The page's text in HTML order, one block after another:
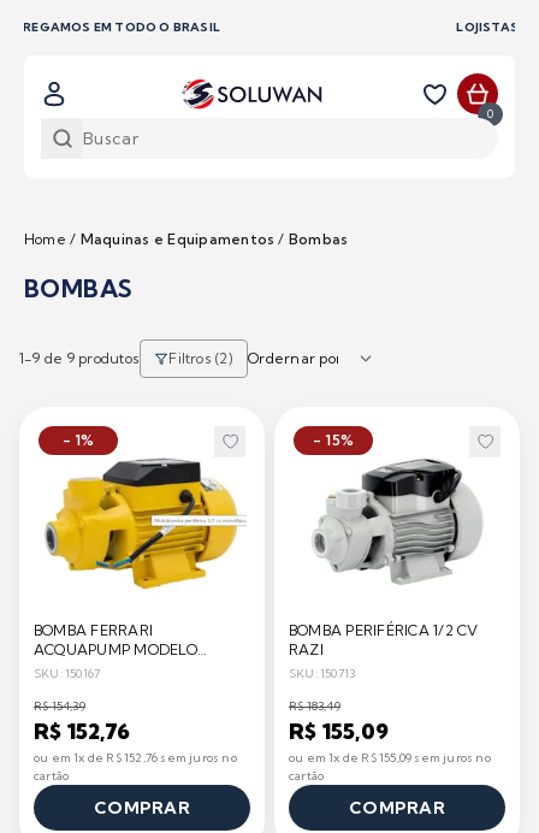
LOJISTAS, SOLICITE SEU ORÇAMENTO CONOSCO
0
Home / Maquinas e Equipamentos / Bombas
BOMBAS
1-9 de 9 produtos Filtros (2)
- 1%
BOMBA FERRARI
ACQUAPUMP MODELO
ACQUAFLOW 1/2CV
SKU: 150167
R$ 154,39
R$ 152,76
ou em 1x de R$ 152,76 sem juros no
cartão
COMPRAR
- 15%
BOMBA PERIFÉRICA 1/2 CV
RAZI
SKU: 150713
R$ 183,49
R$ 155,09
ou em 1x de R$ 155,09 sem juros no
cartão
COMPRAR